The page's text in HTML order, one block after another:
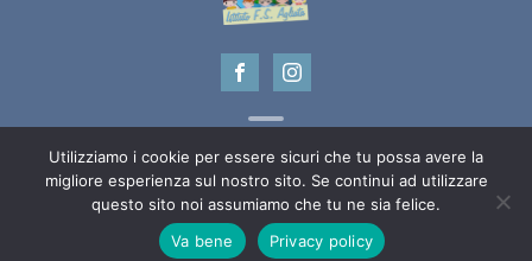
Copyright ©2022 - Istituto F.S. Agliata - P.IVA 05884951210
Design e programmazioneCurtis & Moore
Utilizziamo i cookie per essere sicuri che tu possa avere la
migliore esperienza sul nostro sito. Se continui ad utilizzare
questo sito noi assumiamo che tu ne sia felice.
Va bene
Privacy policy